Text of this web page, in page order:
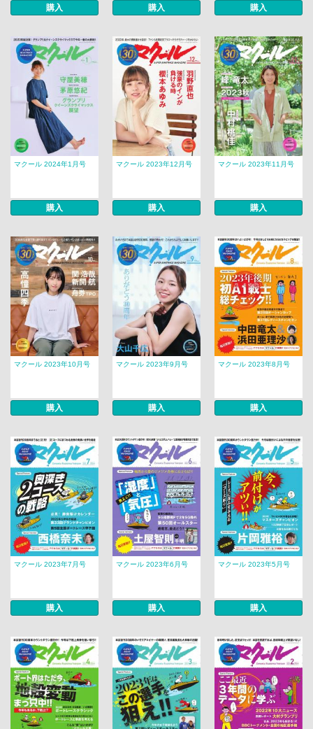
購入 購入 購入
マクール 2024年1月号
購入
マクール 2023年12月号
購入
マクール 2023年11月号
購入
マクール 2023年10月号
購入
マクール 2023年9月号
購入
マクール 2023年8月号
購入
マクール 2023年7月号
購入
マクール 2023年6月号
購入
マクール 2023年5月号
購入